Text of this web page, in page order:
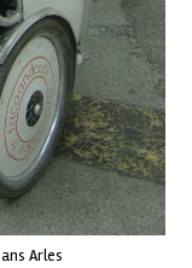
Arles